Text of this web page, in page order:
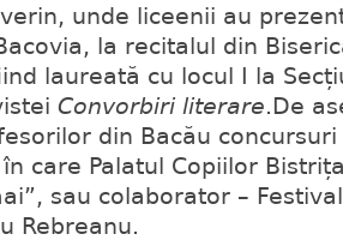
unde liceenii au
la recitalul din
laureată cu locul I la
Convorbiri literare.De
din Bacău
care Palatul Copiilor
sau colaborator –
Rebreanu.